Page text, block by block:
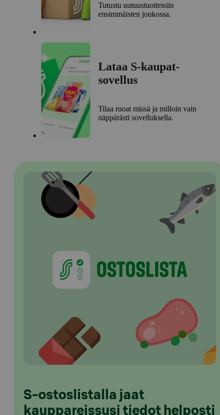
Tutustu uutuustuotteisiin
ensimmäisten joukossa.
Lataa S-kaupat-
sovellus
Tilaa ruoat missä ja milloin vain
näppärästi sovelluksella.
S-ostoslistalla jaat
kauppareissusi tiedot helposti